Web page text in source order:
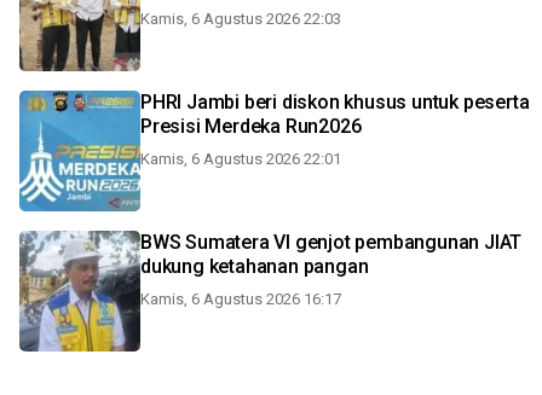
Kamis, 6 Agustus 2026 22:03
PHRI Jambi beri diskon khusus untuk peserta
Presisi Merdeka Run2026
Kamis, 6 Agustus 2026 22:01
BWS Sumatera VI genjot pembangunan JIAT
dukung ketahanan pangan
Kamis, 6 Agustus 2026 16:17